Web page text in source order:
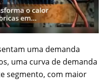
uma demanda
uma curva de demanda
segmento, com maior